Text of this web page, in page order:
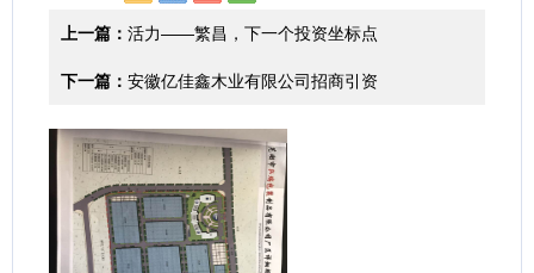
上一篇： 活力——繁昌，下一个投资坐标点
下一篇： 安徽亿佳鑫木业有限公司招商引资